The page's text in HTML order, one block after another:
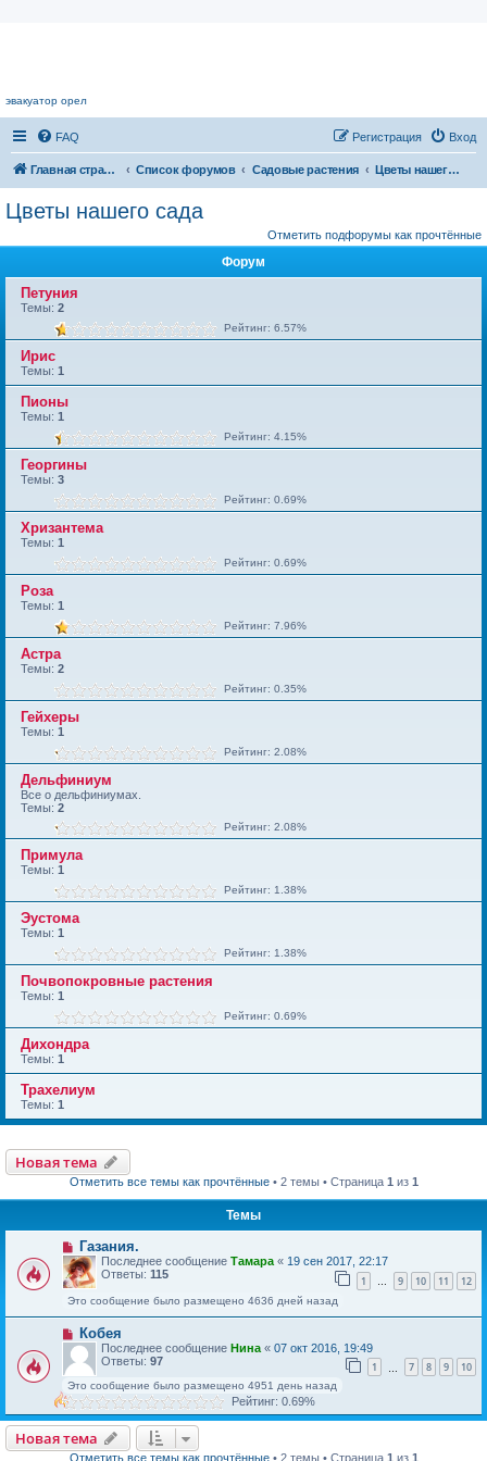
эвакуатор орел
FAQ Вход
Регистрация
Главная страница Список форумов Садовые растения Цветы нашего сада
Цветы нашего сада
Отметить подфорумы как прочтённые
Форум
Петуния
Темы: 2
Рейтинг: 6.57%
Ирис
Темы: 1
Пионы
Темы: 1
Рейтинг: 4.15%
Георгины
Темы: 3
Рейтинг: 0.69%
Хризантема
Темы: 1
Рейтинг: 0.69%
Роза
Темы: 1
Рейтинг: 7.96%
Астра
Темы: 2
Рейтинг: 0.35%
Гейхеры
Темы: 1
Рейтинг: 2.08%
Дельфиниум
Все о дельфиниумах.
Темы: 2
Рейтинг: 2.08%
Примула
Темы: 1
Рейтинг: 1.38%
Эустома
Темы: 1
Рейтинг: 1.38%
Почвопокровные растения
Темы: 1
Рейтинг: 0.69%
Дихондра
Темы: 1
Трахелиум
Темы: 1
Новая тема
Отметить все темы как прочтённые• 2 темы • Страница 1 из 1
Темы
Газания.
Последнее сообщение Тамара « 19 сен 2017, 22:17
Ответы: 115 1 … 9 10 11 12
Это сообщение было размещено 4636 дней назад
Кобея
Последнее сообщение Нина « 07 окт 2016, 19:49
Ответы: 97 1 7 8 9 10
Это сообщение было размещено 4951 день назад
Рейтинг: 0.69%
Новая тема
Отметить все темы как прочтённые• 2 темы • Страница 1 из 1